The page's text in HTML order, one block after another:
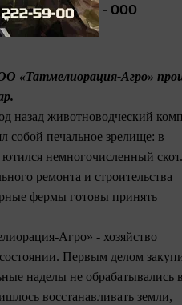
хозяину - ООО
«Татмелиорация-Агро»
назад животноводческий
собой печальное зрелище: в
немногочисленный скот.
ремонта и строительства
фермы готовы принять
Агро» - хозяйство
Первым делом
наделы не обрабатывались
восстанавливать земли,